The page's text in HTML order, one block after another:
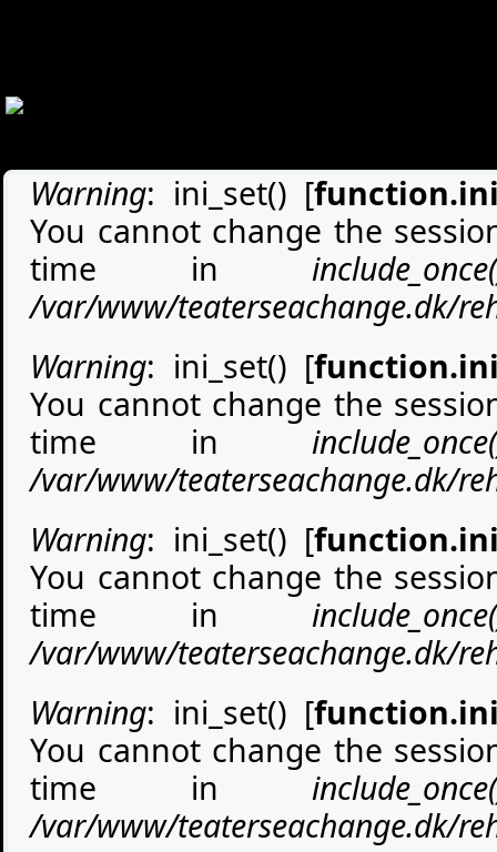
Error message
Warning: ini_set() [
You cannot change the
time in
/var/www/teaterseachange.dk/
Warning: ini_set() [
You cannot change the
time in
/var/www/teaterseachange.dk/
Warning: ini_set() [
You cannot change the
time in
/var/www/teaterseachange.dk/
Warning: ini_set() [
You cannot change the
time in
/var/www/teaterseachange.dk/